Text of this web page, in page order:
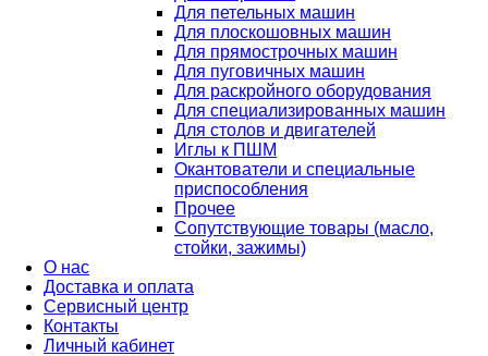
Для петельных машин
Для плоскошовных машин
Для прямострочных машин
Для пуговичных машин
Для раскройного оборудования
Для специализированных машин
Для столов и двигателей
Иглы к ПШМ
Окантователи и специальные
приспособления
Прочее
Сопутствующие товары (масло,
стойки, зажимы)
О нас
Доставка и оплата
Сервисный центр
Контакты
Личный кабинет